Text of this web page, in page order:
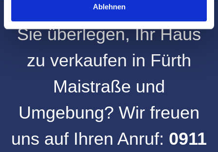
Ablehnen
Sie überlegen, IhrHaus
zu verkaufen in Fürth
Maistraße und
Umgebung? Wir freuen
uns auf Ihren Anruf: 0911